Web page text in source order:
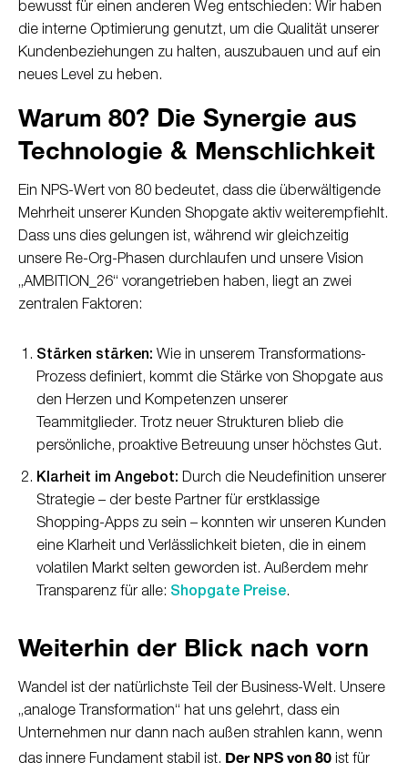
bewusst für einen anderen Weg entschieden: Wir haben
die interne Optimierung genutzt, um die Qualität unserer
Kundenbeziehungen zu halten, auszubauen und auf ein
neues Level zu heben.
Warum 80? Die Synergie aus
Technologie & Menschlichkeit
Ein NPS-Wert von 80 bedeutet, dass die überwältigende
Mehrheit unserer Kunden Shopgate aktiv weiterempfiehlt.
Dass uns dies gelungen ist, während wir gleichzeitig
unsere Re-Org-Phasen durchlaufen und unsere Vision
„AMBITION_26“ vorangetrieben haben, liegt an zwei
zentralen Faktoren:
Stärken stärken: Wie in unserem Transformations-
Prozess definiert, kommt die Stärke von Shopgate aus
den Herzen und Kompetenzen unserer
Teammitglieder. Trotz neuer Strukturen blieb die
persönliche, proaktive Betreuung unser höchstes Gut.
Klarheit im Angebot: Durch die Neudefinition unserer
Strategie – der beste Partner für erstklassige
Shopping-Apps zu sein – konnten wir unseren Kunden
eine Klarheit und Verlässlichkeit bieten, die in einem
volatilen Markt selten geworden ist. Außerdem mehr
Transparenz für alle: Shopgate Preise.
Weiterhin der Blick nach vorn
Wandel ist der natürlichste Teil der Business-Welt. Unsere
„analoge Transformation“ hat uns gelehrt, dass ein
Unternehmen nur dann nach außen strahlen kann, wenn
das innere Fundament stabil ist. Der NPS von 80 ist für